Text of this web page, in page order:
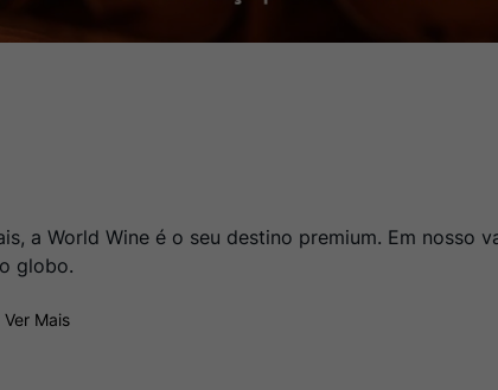
a World Wine é o seu destino premium. Em nosso
globo.
Ver Mais